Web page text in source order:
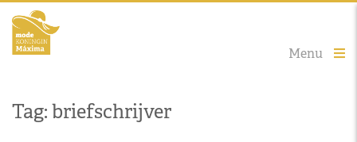
Menu
Tag: briefschrijver